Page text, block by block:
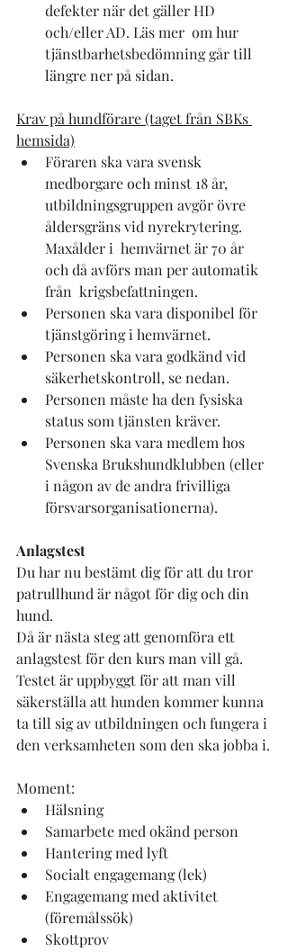
defekter när det gäller HD
och/eller AD. Läs mer  om hur
tjänstbarhetsbedömning går till
längre ner på sidan.
Krav på hundförare (taget från SBKs
hemsida)
Föraren ska vara svensk
medborgare och minst 18 år,
utbildningsgruppen avgör övre
åldersgräns vid nyrekrytering.
Maxålder i  hemvärnet är 70 år
och då avförs man per automatik
från  krigsbefattningen.
Personen ska vara disponibel för
tjänstgöring i hemvärnet.
Personen ska vara godkänd vid
säkerhetskontroll, se nedan.
Personen måste ha den fysiska
status som tjänsten kräver.
Personen ska vara medlem hos
Svenska Brukshundklubben (eller
i någon av de andra frivilliga
försvarsorganisationerna).
Anlagstest
Du har nu bestämt dig för att du tror
patrullhund är något för dig och din
hund.
Då är nästa steg att genomföra ett
anlagstest för den kurs man vill gå.
Testet är uppbyggt för att man vill
säkerställa att hunden kommer kunna
ta till sig av utbildningen och fungera i
den verksamheten som den ska jobba i.
Moment:
Hälsning
Samarbete med okänd person
Hantering med lyft
Socialt engagemang (lek)
Engagemang med aktivitet
(föremålssök)
Skottprov